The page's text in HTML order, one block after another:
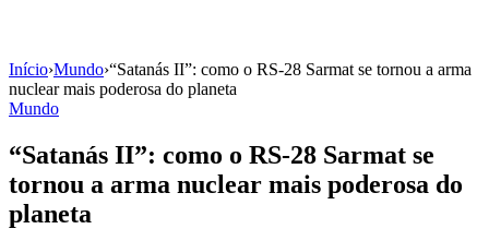
Início›Mundo›“Satanás II”: como o RS-28 Sarmat se tornou a arma
nuclear mais poderosa do planeta
Mundo
“Satanás II”: como o RS-28 Sarmat se
tornou a arma nuclear mais poderosa do
planeta